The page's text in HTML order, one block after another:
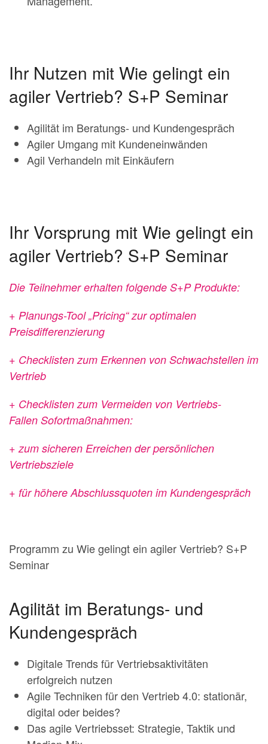
Ihr Nutzen mit Wie gelingt ein
agiler Vertrieb? S+P Seminar
Agilität im Beratungs- und Kundengespräch
Agiler Umgang mit Kundeneinwänden
Agil Verhandeln mit Einkäufern
Ihr Vorsprung mit Wie gelingt ein
agiler Vertrieb? S+P Seminar
Die Teilnehmer erhalten folgende S+P Produkte:
+ Planungs-Tool „Pricing“ zur optimalen
Preisdifferenzierung
+ Checklisten zum Erkennen von Schwachstellen im
Vertrieb
+ Checklisten zum Vermeiden von Vertriebs-
Fallen Sofortmaßnahmen:
+ zum sicheren Erreichen der persönlichen
Vertriebsziele
+ für höhere Abschlussquoten im Kundengespräch
Programm zu Wie gelingt ein agiler Vertrieb? S+P
Seminar
Agilität im Beratungs- und
Kundengespräch
Digitale Trends für Vertriebsaktivitäten
erfolgreich nutzen
Agile Techniken für den Vertrieb 4.0: stationär,
digital oder beides?
Das agile Vertriebsset: Strategie, Taktik und